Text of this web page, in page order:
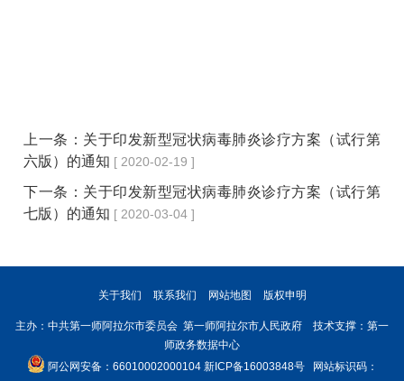
上一条： 关于印发新型冠状病毒肺炎诊疗方案（试行第
六版）的通知 [ 2020-02-19 ]
下一条： 关于印发新型冠状病毒肺炎诊疗方案（试行第
七版）的通知 [ 2020-03-04 ]
关于我们 联系我们 网站地图 版权申明
主办：中共第一师阿拉尔市委员会 第一师阿拉尔市人民政府 技术支撑：第一
师政务数据中心
阿公网安备：66010002000104 新ICP备16003848号网站标识码：